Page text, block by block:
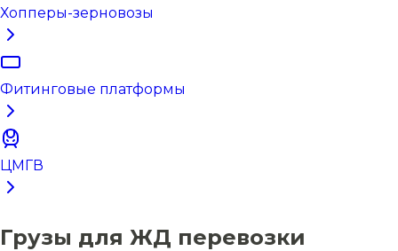
Хопперы-зерновозы
Фитинговые платформы
ЦМГВ
Грузы для ЖД перевозки